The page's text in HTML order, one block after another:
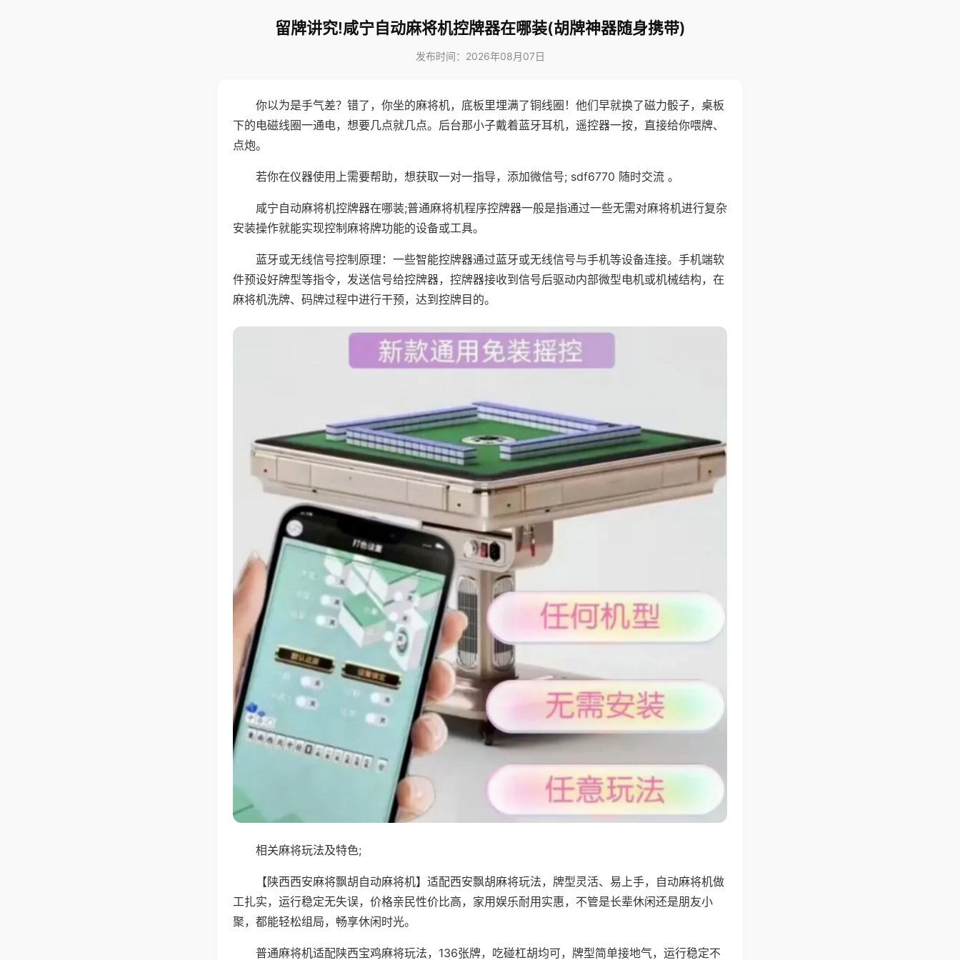
留牌讲究!咸宁自动麻将机控牌器在哪装(胡牌神器随身携带)
发布时间：2026年08月07日
你以为是手气差？错了，你坐的麻将机，底板里埋满了铜线圈！他们早就换了磁力骰子，桌板
下的电磁线圈一通电，想要几点就几点。后台那小子戴着蓝牙耳机，遥控器一按，直接给你喂牌、
点炮。
若你在仪器使用上需要帮助，想获取一对一指导，添加微信号; sdf6770 随时交流 。
咸宁自动麻将机控牌器在哪装;普通麻将机程序控牌器一般是指通过一些无需对麻将机进行复杂
安装操作就能实现控制麻将牌功能的设备或工具。
蓝牙或无线信号控制原理：一些智能控牌器通过蓝牙或无线信号与手机等设备连接。手机端软
件预设好牌型等指令，发送信号给控牌器，控牌器接收到信号后驱动内部微型电机或机械结构，在
麻将机洗牌、码牌过程中进行干预，达到控牌目的。
相关麻将玩法及特色;
【陕西西安麻将飘胡自动麻将机】适配西安飘胡麻将玩法，牌型灵活、易上手，自动麻将机做
工扎实，运行稳定无失误，价格亲民性价比高，家用娱乐耐用实惠，不管是长辈休闲还是朋友小
聚，都能轻松组局，畅享休闲时光。
普通麻将机适配陕西宝鸡麻将玩法，136张牌，吃碰杠胡均可，牌型简单接地气，运行稳定不